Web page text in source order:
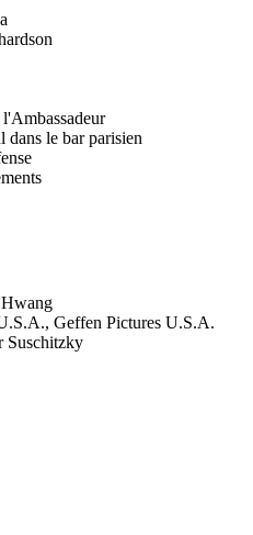
dans le bar parisien
Geffen Pictures U.S.A.
Suschitzky